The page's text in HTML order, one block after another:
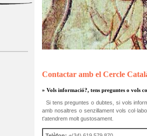
Contactar amb el Cercle
» Vols informació?, tens preguntes o vols
Si tens preguntes o dubtes, si vols
amb nosaltres o senzillament vols
t'atendrem molt gustosament.